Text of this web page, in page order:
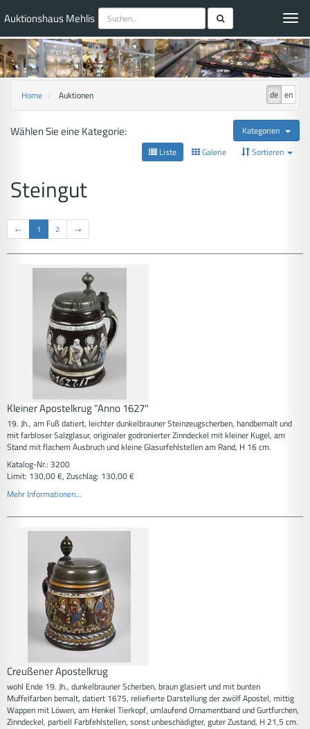
Auktionshaus Mehlis
de en
Home Auktionen
Kategorien
Wählen Sie eine Kategorie:
Liste Galerie Sortieren
Steingut
← 1 2 →
Kleiner Apostelkrug "Anno 1627"
19. Jh., am Fuß datiert, leichter dunkelbrauner Steinzeugscherben, handbemalt und
mit farbloser Salzglasur, originaler godronierter Zinndeckel mit kleiner Kugel, am
Stand mit flachem Ausbruch und kleine Glasurfehlstellen am Rand, H 16 cm.
Katalog-Nr.: 3200
Limit: 130,00 €, Zuschlag: 130,00 €
Mehr Informationen...
Creußener Apostelkrug
wohl Ende 19. Jh., dunkelbrauner Scherben, braun glasiert und mit bunten
Muffelfarben bemalt, datiert 1675, reliefierte Darstellung der zwölf Apostel, mittig
Wappen mit Löwen, am Henkel Tierkopf, umlaufend Ornamentband und Gurtfurchen,
Zinndeckel, partiell Farbfehlstellen, sonst unbeschädigter, guter Zustand, H 21,5 cm.